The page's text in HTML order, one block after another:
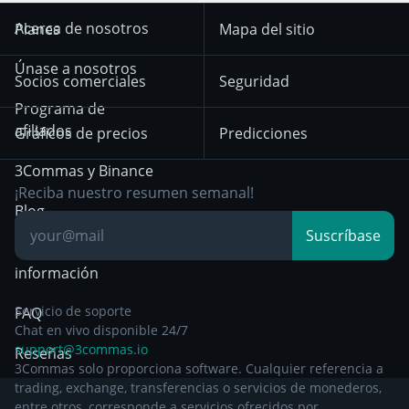
Señales de
criptomonedas
Exchanges
KuCoin
HTX
Bybit
Solana
BNB
Trend Following
Trading
Position Trading
Breakout Trading
hasta el 18 de
diciembre de 2025
Aviso de privacidad a
partir del 29 de
diciembre de 2024
Otra documentación
legal
Acerca de nosotros
Únase a nosotros
Programa de
afiliados
3Commas y Binance
Blog
Centro de
información
FAQ
Reseñas
Planes
Socios comerciales
Gráficos de precios
Mapa del sitio
Seguridad
Predicciones
¡Reciba nuestro resumen semanal!
Suscríbase
Servicio de soporte
Chat en vivo disponible 24/7
support@3commas.io
3Commas solo proporciona software. Cualquier referencia a
trading, exchange, transferencias o servicios de monederos,